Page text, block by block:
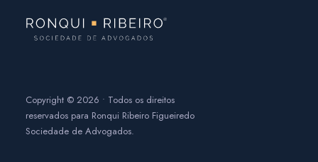
Copyright © 2026 • Todos os direitos
reservados para Ronqui Ribeiro Figueiredo
Sociedade de Advogados.